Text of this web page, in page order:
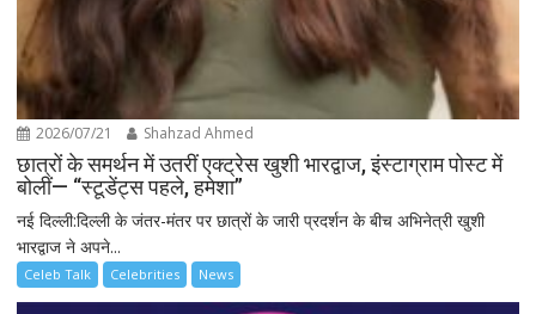
2026/07/21 Shahzad Ahmed
छात्रों के समर्थन में उतरीं एक्ट्रेस खुशी भारद्वाज, इंस्टाग्राम पोस्ट में
बोलीं— “स्टूडेंट्स पहले, हमेशा”
नई दिल्ली:दिल्ली के जंतर-मंतर पर छात्रों के जारी प्रदर्शन के बीच अभिनेत्री खुशी
भारद्वाज ने अपने...
Celeb Talk Celebrities News